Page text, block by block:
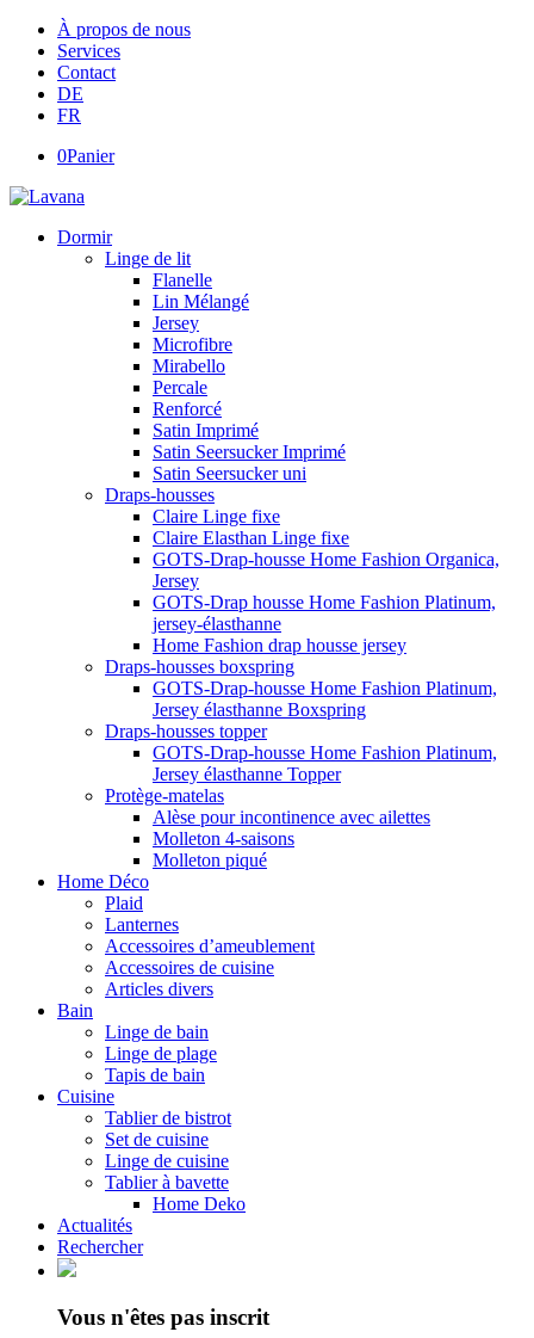
À propos de nous
Services
Contact
DE
FR
0Panier
Dormir
Linge de lit
Flanelle
Lin Mélangé
Jersey
Microfibre
Mirabello
Percale
Renforcé
Satin Imprimé
Satin Seersucker Imprimé
Satin Seersucker uni
Draps-housses
Claire Linge fixe
Claire Elasthan Linge fixe
GOTS-Drap-housse Home Fashion Organica,
Jersey
GOTS-Drap housse Home Fashion Platinum,
jersey-élasthanne
Home Fashion drap housse jersey
Draps-housses boxspring
GOTS-Drap-housse Home Fashion Platinum,
Jersey élasthanne Boxspring
Draps-housses topper
GOTS-Drap-housse Home Fashion Platinum,
Jersey élasthanne Topper
Protège-matelas
Alèse pour incontinence avec ailettes
Molleton 4-saisons
Molleton piqué
Home Déco
Plaid
Lanternes
Accessoires d’ameublement
Accessoires de cuisine
Articles divers
Bain
Linge de bain
Linge de plage
Tapis de bain
Cuisine
Tablier de bistrot
Set de cuisine
Linge de cuisine
Tablier à bavette
Home Deko
Actualités
Rechercher
Vous n'êtes pas inscrit